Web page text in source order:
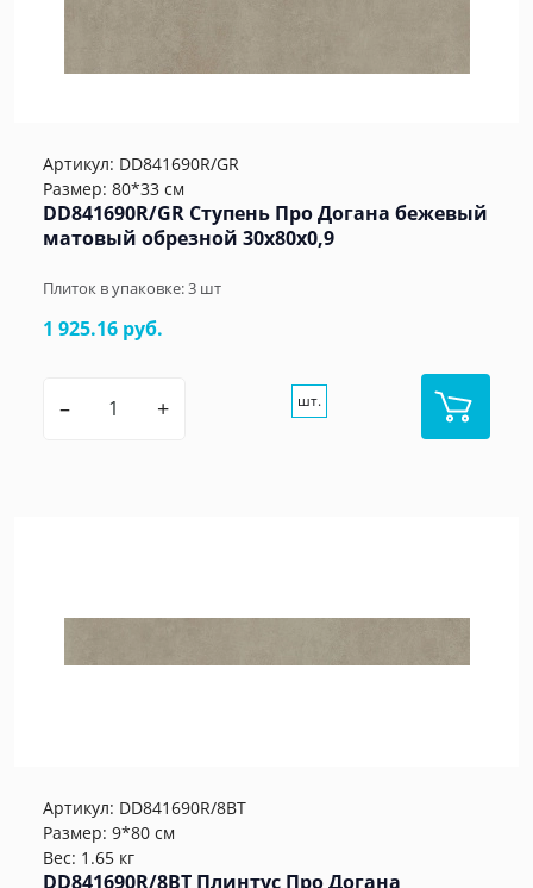
Артикул: DD841690R/GR
Размер: 80*33 см
DD841690R/GR Ступень Про Догана бежевый
матовый обрезной 30x80x0,9
Плиток в упаковке:3 шт
1 925.16 руб.
– + шт.
Артикул: DD841690R/8BT
Размер: 9*80 см
Вес: 1.65 кг
DD841690R/8BT Плинтус Про Догана